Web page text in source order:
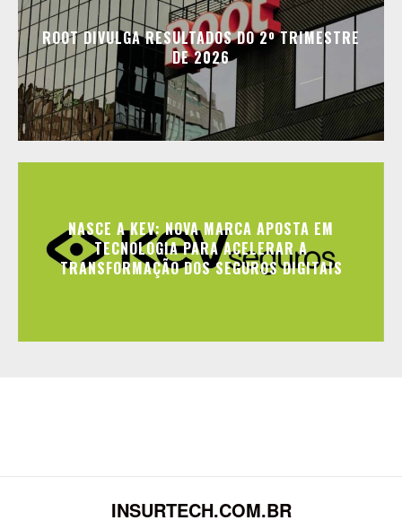
ROOT DIVULGA RESULTADOS DO 2º TRIMESTRE
DE 2026
NASCE A KEV: NOVA MARCA APOSTA EM
TECNOLOGIA PARA ACELERAR A
TRANSFORMAÇÃO DOS SEGUROS DIGITAIS
INSURTECH.COM.BR